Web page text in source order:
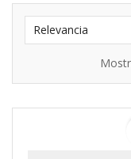
Relevancia